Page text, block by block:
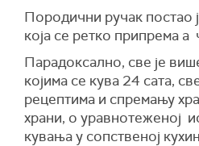
Породични ручак постао
која се ретко припрема а
Парадоксално, све је
којима се кува 24 сата,
рецептима и спремању
храни, о уравнотеженој
кувања у сопственој